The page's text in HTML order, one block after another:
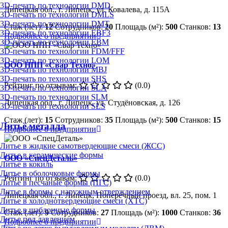
3D-печать по технологии DMD
3D-печать по технологии DMLS
3D-печать по технологии DMT
3D-печать по технологии EBF3
3D-печать по технологии EBM
3D-печать по технологии FDM/FFF
3D-печать по технологии LOM
3D-печать по технологии MBJ
3D-печать по технологии SHS
3D-печать по технологии SLA
3D-печать по технологии SLM
3D-печать по технологии SLS
Литьё металла
Литье в жидкие самотвердеющие смеси (ЖСС)
Литье в керамические формы
Литье в кокиль
Литье в оболочковые формы
Литье в песчаные формы (ПГС)
Литье в формы с наружным отверждением
Литье в холоднотвердеющие смеси (ХТС)
Литье в шаблонные формы
Литье под давлением
Липецкая обл., г. Липецк, ул. Ковалева, д. 115А
Стаж (лет):12 Сотрудников:20 Площадь (м²): 500 Станков: 13
Подробнее о предприятии
ООО НПП «Свар Техно»
Рейтинг по отзывам:
(0.0)
Липецкая обл., г. Липецк, ул. Студёновская, д. 126
Стаж (лет): 15 Сотрудников: 35 Площадь (м²): 500 Станков: 15
Подробнее о предприятии
ООО «СпецДеталь»
Рейтинг по отзывам:
(0.0)
Липецкая обл., г. Липецк, Поперечный проезд, вл. 25, пом. 1
Стаж (лет):9 Сотрудников: 27 Площадь (м²): 1000 Станков: 36
Подробнее о предприятии